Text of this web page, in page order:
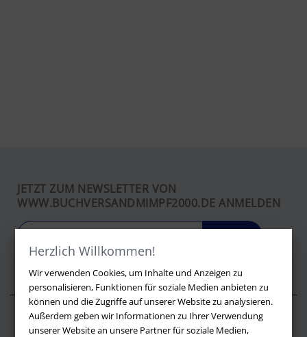
Herzlich Willkommen!
Wir verwenden Cookies, um Inhalte und Anzeigen zu
personalisieren, Funktionen für soziale Medien anbieten zu
können und die Zugriffe auf unserer Website zu analysieren.
Außerdem geben wir Informationen zu Ihrer Verwendung
unserer Website an unsere Partner für soziale Medien,
JETZT ZUM NEWSLETTER VON
WWW.BUCHVERSANDMIMPF2000.DE ANMELDEN
Über buchversandmimpf2000.de